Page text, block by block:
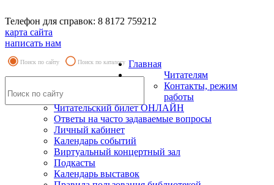
Телефон для справок: 8 8172 759212
карта сайта
написать нам
Поиск по сайту Поиск по каталогу Главная
Читателям
Контакты, режим
работы
Читательский билет ОНЛАЙН
Ответы на часто задаваемые вопросы
Личный кабинет
Календарь событий
Виртуальный концертный зал
Подкасты
Календарь выставок